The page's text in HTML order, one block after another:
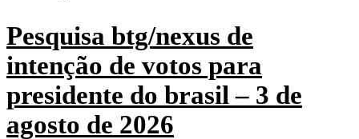
Pesquisa btg/nexus de
intenção de votos para
presidente do brasil – 3 de
agosto de 2026